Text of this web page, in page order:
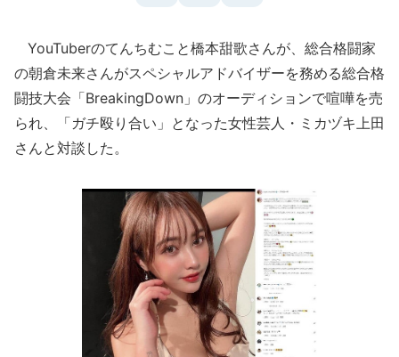
YouTuberのてんちむこと橋本甜歌さんが、総合格闘家
の朝倉未来さんがスペシャルアドバイザーを務める総合格
闘技大会「BreakingDown」のオーディションで喧嘩を売
られ、「ガチ殴り合い」となった女性芸人・ミカヅキ上田
さんと対談した。